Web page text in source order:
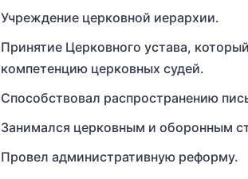
Учреждение церковной иерархии.
Принятие Церковного устава,
компетенцию церковных судей.
Способствовал распространению
Занимался церковным и оборонным
Провел административную реформу.